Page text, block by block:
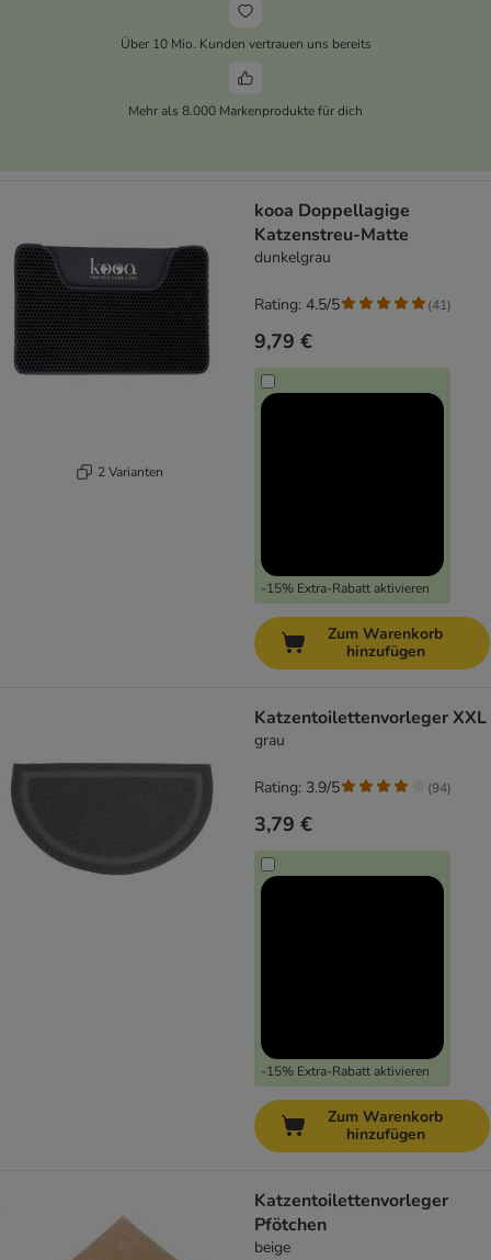
Über 10 Mio. Kunden vertrauen uns bereits
Mehr als 8.000 Markenprodukte für dich
2 Varianten
kooa Doppellagige
Katzenstreu-Matte
dunkelgrau
9,79 €
-15% Extra-Rabatt aktivieren
Rating: 4.5/5 (41)
Zum Warenkorb
hinzufügen
Katzentoilettenvorleger XXL
grau
3,79 €
-15% Extra-Rabatt aktivieren
Rating: 3.9/5 (94)
Zum Warenkorb
hinzufügen
Katzentoilettenvorleger
Pfötchen
beige